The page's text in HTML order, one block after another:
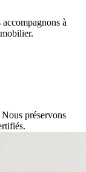
à
Nous préservons